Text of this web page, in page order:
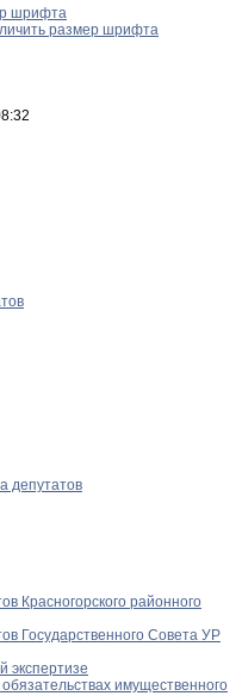
шрифта
размер шрифта
депутатов
Красногорского районного
Государственного Совета УР
экспертизе
имущественного